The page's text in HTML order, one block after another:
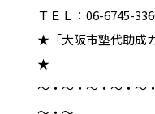
ＴＥＬ：06-6745-
★「大阪市塾代助成
★
～・～・～・～・～